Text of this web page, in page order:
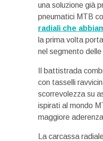
una soluzione già
pneumatici MTB
radiali che
la prima volta
nel segmento
Il battistrada
con tasselli
scorrevolezza su
ispirati al mondo
maggiore
La carcassa